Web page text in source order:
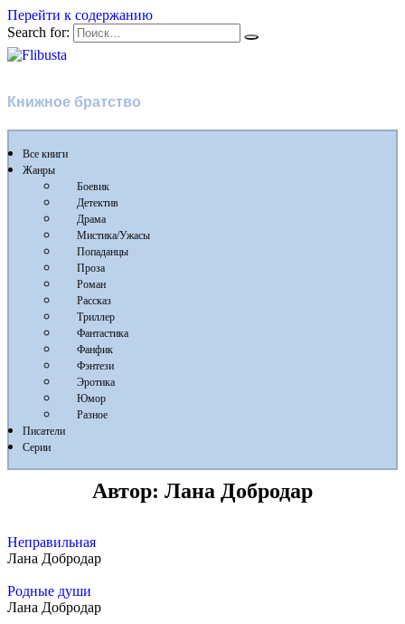
Перейти к содержанию
Search for:
Книжное братство
Все книги
Жанры
Боевик
Детектив
Драма
Мистика/Ужасы
Попаданцы
Проза
Роман
Рассказ
Триллер
Фантастика
Фанфик
Фэнтези
Эротика
Юмор
Разное
Писатели
Серии
Автор: Лана Добродар
Неправильная
Лана Добродар
Родные души
Лана Добродар